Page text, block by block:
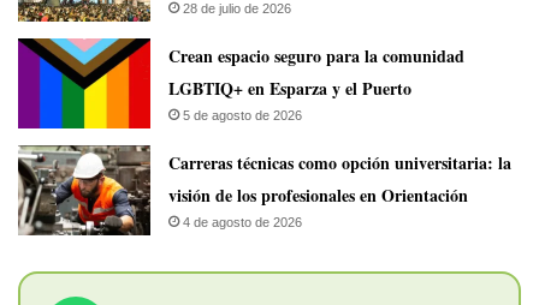
28 de julio de 2026
Crean espacio seguro para la comunidad
LGBTIQ+ en Esparza y el Puerto
5 de agosto de 2026
Carreras técnicas como opción universitaria: la
visión de los profesionales en Orientación
4 de agosto de 2026